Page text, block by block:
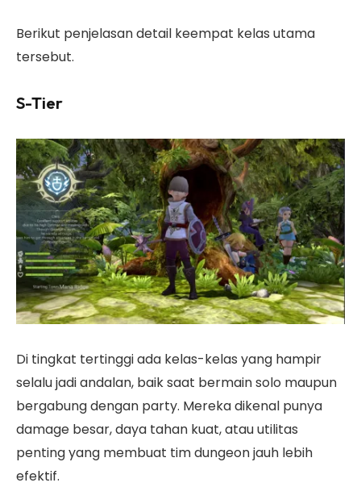
Berikut penjelasan detail keempat kelas utama
tersebut.
S-Tier
Di tingkat tertinggi ada kelas-kelas yang hampir
selalu jadi andalan, baik saat bermain solo maupun
bergabung dengan party. Mereka dikenal punya
damage besar, daya tahan kuat, atau utilitas
penting yang membuat tim dungeon jauh lebih
efektif.